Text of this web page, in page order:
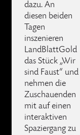
dazu. An
diesen beiden
Tagen
inszenieren
LandBlattGold
das Stück „Wir
sind Faust“ und
nehmen die
Zuschauenden
mit auf einen
interaktiven
Spaziergang zu